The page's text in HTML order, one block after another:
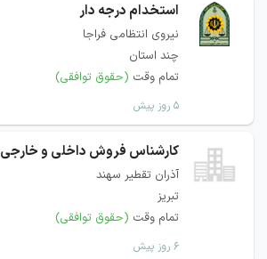
استخدام درجه دار
نیروی انتظامی فراجا
چند استان
تمام وقت (حقوق توافقی)
۵ روز پیش
كارشناس فروش داخلی و خارجی
آذران تقطير سهند
تبریز
تمام وقت (حقوق توافقی)
۶ روز پیش